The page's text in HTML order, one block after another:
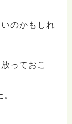
のかもしれ
っておこ